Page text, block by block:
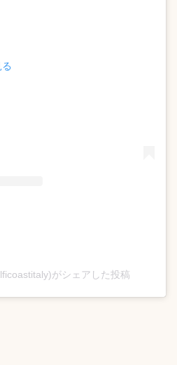
がシェアした投稿